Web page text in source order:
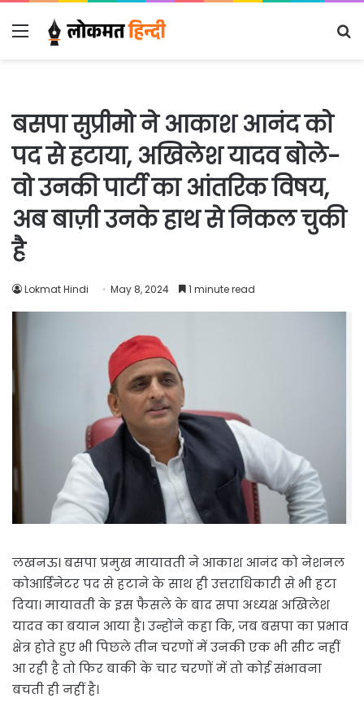
Menu
बसपा सुप्रीमो ने आकाश आनंद को
पद से हटाया, अखिलेश यादव बोले-
वो उनकी पार्टी का आंतरिक विषय,
अब बाज़ी उनके हाथ से निकल चुकी
है
Lokmat Hindi May 8, 2024 1 minute read
लखनऊ। बसपा प्रमुख मायावती ने आकाश आनंद को नेशनल
कोआर्डिनेटर पद से हटाने के साथ ही उत्तराधिकारी से भी हटा
दिया। मायावती के इस फैसले के बाद सपा अध्यक्ष अखिलेश
यादव का बयान आया है। उन्होंने कहा कि, जब बसपा का प्रभाव
क्षेत्र होते हुए भी पिछले तीन चरणों में उनकी एक भी सीट नहीं
आ रही है तो फिर बाकी के चार चरणों में तो कोई संभावना
बचती ही नहीं है।